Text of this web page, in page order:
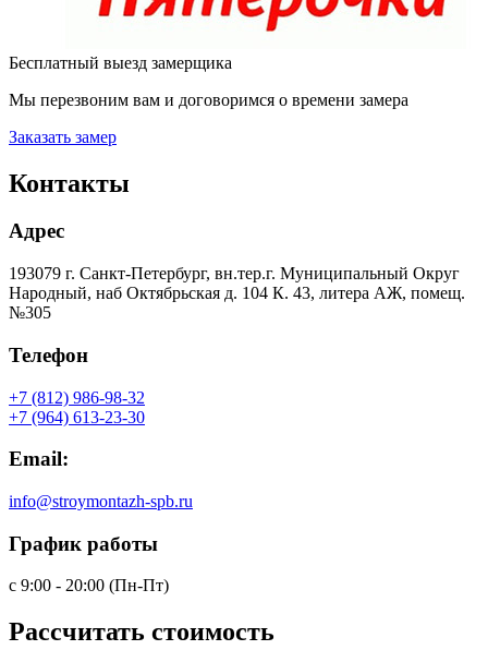
Бесплатный выезд замерщика
Мы перезвоним вам и договоримся о времени замера
Заказать замер
Контакты
Адрес
193079 г. Санкт-Петербург, вн.тер.г. Муниципальный Округ
Народный, наб Октябрьская д. 104 К. 43, литера АЖ, помещ.
№305
Телефон
+7 (812) 986-98-32
+7 (964) 613-23-30
Email:
info@stroymontazh-spb.ru
График работы
с 9:00 - 20:00 (Пн-Пт)
Рассчитать стоимость